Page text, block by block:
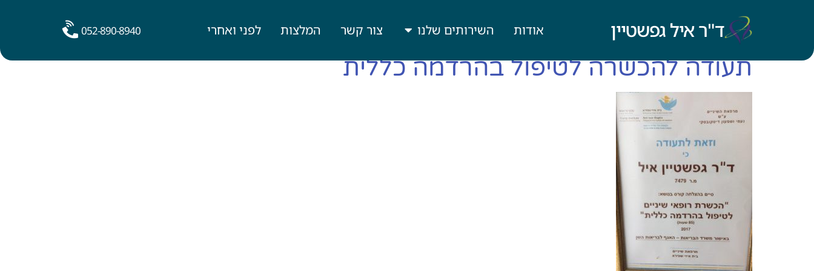
ד"ר איל גפשטיין אודות השירותים שלנו צור קשר המלצות לפני ואחרי 052-890-8940
תעודה להכשרה לטיפול בהרדמה כללית